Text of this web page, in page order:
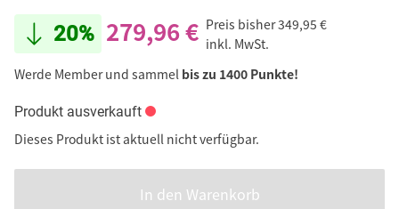
20% 279,96 € Preis bisher349,95 €
inkl. MwSt.
Werde Member und sammel bis zu 1400 Punkte!
Produkt ausverkauft
Dieses Produkt ist aktuell nicht verfügbar.
In den Warenkorb